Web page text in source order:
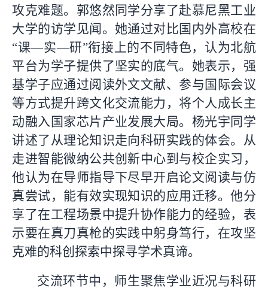
攻克难题。郭悠然同学分享了赴慕尼黑工业
大学的访学见闻。她通过对比国内外高校在
“课—实—研”衔接上的不同特色，认为北航
平台为学子提供了坚实的底气。她表示，强
基学子应通过阅读外文文献、参与国际会议
等方式提升跨文化交流能力，将个人成长主
动融入国家芯片产业发展大局。杨光宇同学
讲述了从理论知识走向科研实践的体会。从
走进智能微纳公共创新中心到与校企实习，
他认为在导师指导下尽早开启论文阅读与仿
真尝试，能有效实现知识的应用迁移。他分
享了在工程场景中提升协作能力的经验，表
示要在真刀真枪的实践中躬身笃行，在攻坚
克难的科创探索中探寻学术真谛。
交流环节中，师生聚焦学业近况与科研